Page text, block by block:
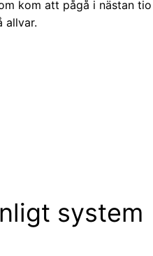
kom att pågå i nästan tio
allvar.
system